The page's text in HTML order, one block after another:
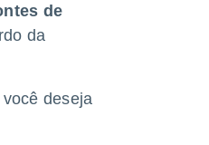
de
da
deseja